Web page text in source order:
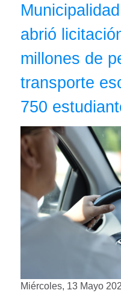
abrió
millones de
transporte
750
Miércoles, 13 Mayo